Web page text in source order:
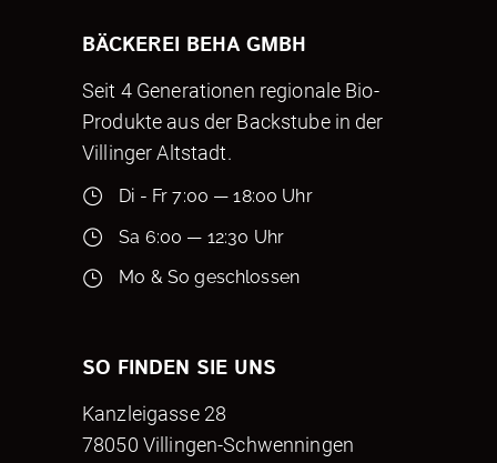
BÄCKEREI BEHA GMBH
Seit 4 Generationen regionale Bio-
Produkte aus der Backstube in der
Villinger Altstadt.
Di - Fr 7:00 — 18:00 Uhr
Sa 6:00 — 12:30 Uhr
Mo & So geschlossen
SO FINDEN SIE UNS
Kanzleigasse 28
78050 Villingen-Schwenningen